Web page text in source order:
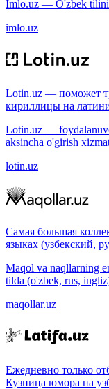
Imlo.uz — O'zbek
imlo.uz
Lotin.uz — поможет
кириллицы на
Lotin.uz —
aksincha o'girish
lotin.uz
Самая большая
языках (узбекский,
Maqol va naqllarning
tilda (o'zbek, rus,
maqollar.uz
Ежедневно только
Кузница юмора на